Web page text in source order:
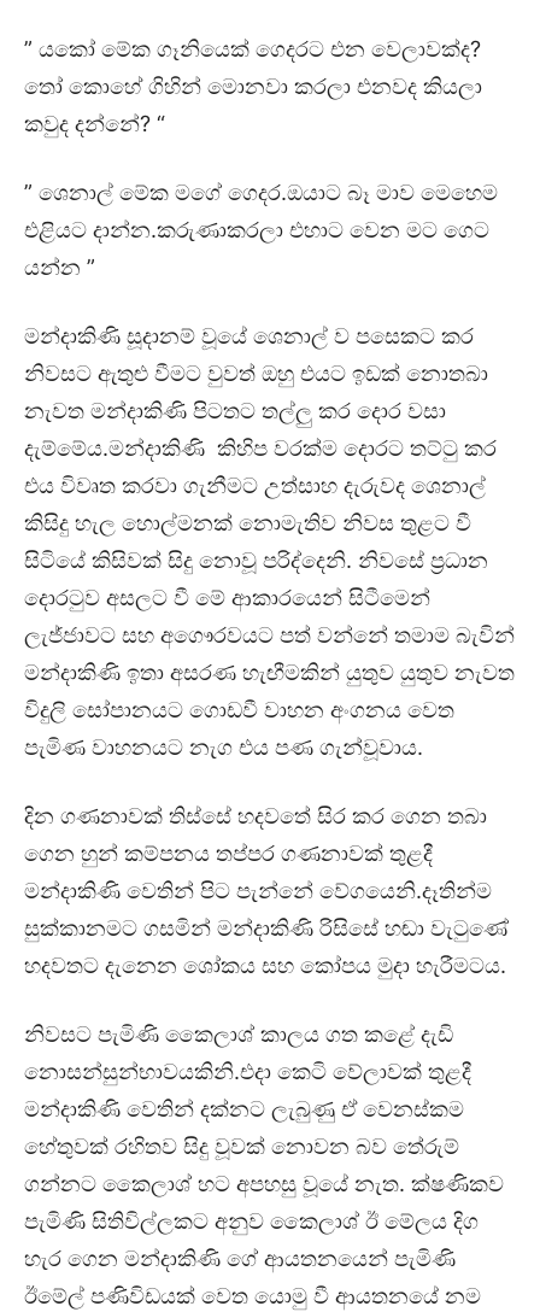
” යකෝ මේක ගෑනියෙක් ගෙදරට එන වෙලාවක්ද?
තෝ කොහේ ගිහින් මොනවා කරලා එනවද කියලා
කවුද දන්නේ? “
” ශෙනාල් මේක මගේ ගෙදර.ඔයාට බෑ මාව මෙහෙම
එළියට දාන්න.කරුණාකරලා එහාට වෙන මට ගෙට
යන්න ”
මන්දාකිණි සූදානම් වූයේ ශෙනාල් ව පසෙකට කර
නිවසට ඇතුළු වීමට වුවත් ඔහු එයට ඉඩක් නොතබා
නැවත මන්දාකිණි පිටතට තල්ලු කර දොර වසා
දැම්මේය.මන්දාකිණි කිහිප වරක්ම දොරට තට්ටු කර
එය විවෘත කරවා ගැනීමට උත්සාහ දැරුවද ශෙනාල්
කිසිදු හැල හොල්මනක් නොමැතිව නිවස තුළට වී
සිටියේ කිසිවක් සිදු නොවූ පරිද්දෙනි. නිවසේ ප්‍රධාන
දොරටුව අසලට වී මේ ආකාරයෙන් සිටීමෙන්
ලැජ්ජාවට සහ අගෞරවයට පත් වන්නේ තමාම බැවින්
මන්දාකිණි ඉතා අසරණ හැඟීමකින් යුතුව යුතුව නැවත
විදුලි සෝපානයට ගොඩවී වාහන අංගනය වෙත
පැමිණ වාහනයට නැග එය පණ ගැන්වූවාය.
දින ගණනාවක් තිස්සේ හදවතේ සිර කර ගෙන තබා
ගෙන හුන් කම්පනය තප්පර ගණනාවක් තුළදී
මන්දාකිණි වෙතින් පිට පැන්නේ වේගයෙනි.දෑතින්ම
සුක්කානමට ගසමින් මන්දාකිණි රිසිසේ හඬා වැටුණේ
හදවතට දැනෙන ශෝකය සහ කෝපය මුදා හැරීමටය.
නිවසට පැමිණි කෛලාශ් කාලය ගත කළේ දැඩි
නොසන්සුන්භාවයකිනි.එදා කෙටි වේලාවක් තුළදී
මන්දාකිණි වෙතින් දක්නට ලැබුණු ඒ වෙනස්කම
හේතුවක් රහිතව සිදු වූවක් නොවන බව තේරුම්
ගන්නට කෛලාශ් හට අපහසු වූයේ නැත. ක්ෂණිකව
පැමිණි සිතිවිල්ලකට අනුව කෛලාශ් ඊ මේලය දිග
හැර ගෙන මන්දාකිණි ගේ ආයතනයෙන් පැමිණි
ඊමේල් පණිවිඩයක් වෙත යොමු වී ආයතනයේ නම